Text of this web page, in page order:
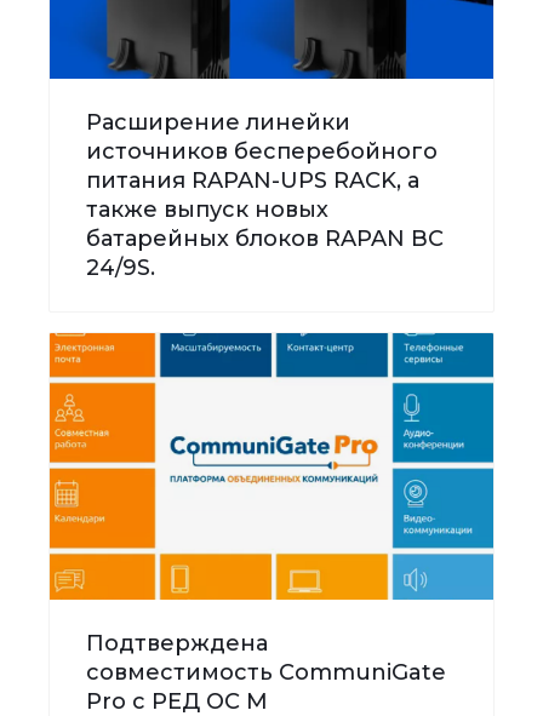
Расширение линейки
источников бесперебойного
питания RAPAN-UPS RACK, а
также выпуск новых
батарейных блоков RAPAN BC
24/9S.
Подтверждена
совместимость CommuniGate
Pro с РЕД ОС М